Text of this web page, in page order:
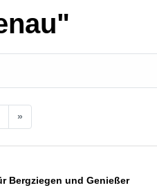
»
Bergziegen und Genießer